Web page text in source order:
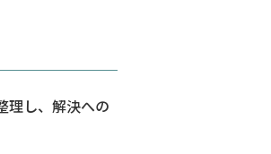
理し、解決への